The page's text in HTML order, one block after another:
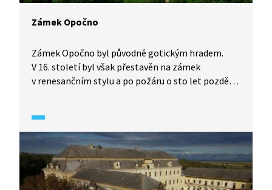
Zámek Opočno
Zámek Opočno byl původně gotickým hradem.
V 16. století byl však přestavěn na zámek
v renesančním stylu a po požáru o sto let později